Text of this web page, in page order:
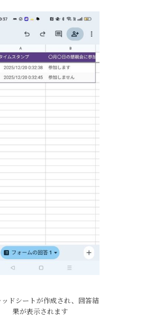
ッドシートが作成され、回答結
果が表示されます